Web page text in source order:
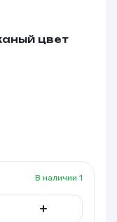
цвет
В наличии 1